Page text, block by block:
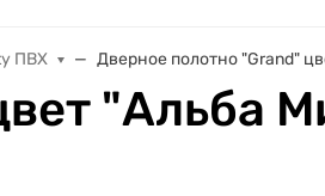
ПВХ Дверное полотно "Grand"
"Альба